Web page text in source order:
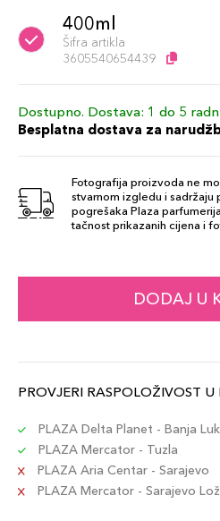
400ml
Šifra artikla
3605540654439
Dostupno. Dostava: 1 do 5
Besplatna dostava za
Fotografija proizvoda ne
stvarnom izgledu i sadržaju
pogrešaka Plaza
tačnost prikazanih cijena i
DODAJ U
PROVJERI RASPOLOŽIVOST
PLAZA Delta Planet - Banja
PLAZA Mercator - Tuzla
PLAZA Aria Centar - Sarajevo
PLAZA Mercator - Sarajevo